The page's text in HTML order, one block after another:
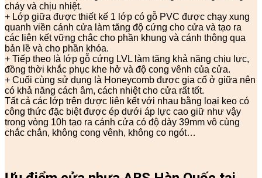
cháy và chịu nhiệt.
+ Lớp giữa được thiết kế 1 lớp có gỗ PVC được chạy xung
quanh viền cánh cửa làm tăng độ cứng cho cửa và tạo ra
các liên kết vững chắc cho phần khung và cánh thông qua
bản lề và cho phần khóa.
+ Tiếp theo là lớp gỗ cứng LVL làm tăng khả năng chịu lực,
đồng thời khắc phục khe hở và độ cong vênh của cửa.
+ Cuối cùng sử dụng là Honeycomb được gia cố ở giữa nên
có khả năng cách âm, cách nhiệt cho cửa rất tốt.
Tất cả các lớp trên được liên kết với nhau bằng loại keo có
công thức đặc biệt được ép dưới áp lực cao giữ như vậy
trong vòng 10h tạo ra cánh cửa có độ dày 39mm vô cùng
chắc chắn, không cong vênh, không co ngót…